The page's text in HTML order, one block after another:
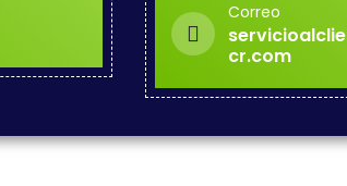
Correo
cr.com